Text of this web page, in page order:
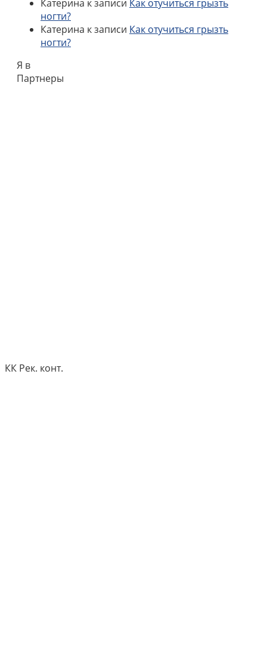
Катерина к записи Как отучиться грызть
ногти?
Катерина к записи Как отучиться грызть
ногти?
Я в
Партнеры
КК Рек. конт.